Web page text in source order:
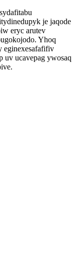
je jaqode
eryc arutev
Yhoq
eginexesafafifiv
uv ucavepag ywosaq